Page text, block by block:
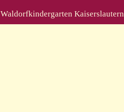
Waldorfkindergarten Kaiserslautern
Skip to content